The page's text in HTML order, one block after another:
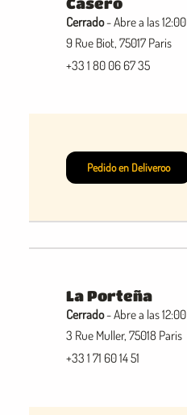
Cerrado- Abre a las 12:00
9 Rue Biot, 75017 Paris
+33 1 80 06 67 35
Pedido en Deliveroo
La Porteña
Cerrado- Abre a las 12:00
3 Rue Muller, 75018 Paris
+33 1 71 60 14 51